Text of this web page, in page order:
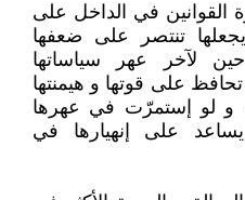
القوانين في الداخل على
تنتصر على ضعفها
لآخر عهر سياساتها
على قوتها و هيمنتها
و لو إستمرّت في عهرها
على إنهيارها في